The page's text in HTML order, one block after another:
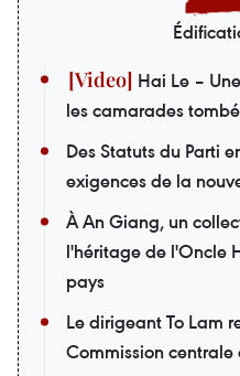
Hai Le –
les camarades
Des Statuts du Parti
exigences de la
À An Giang, un
l'héritage de l'Oncle
pays
Le dirigeant To Lam
Commission centrale